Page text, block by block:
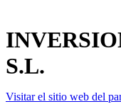
S.L.
Visitar el sitio web del